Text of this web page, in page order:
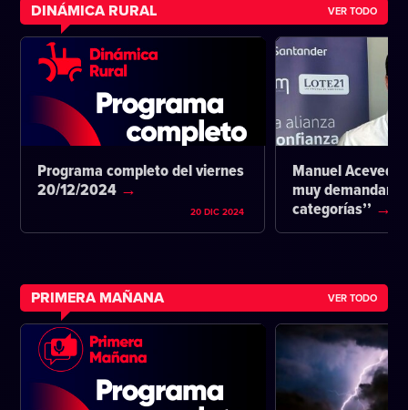
DINÁMICA RURAL VER TODO
Programa completo del viernes
20/12/2024
20 DIC 2024
Manuel
muy
categorías’’
PRIMERA MAÑANA VER TODO